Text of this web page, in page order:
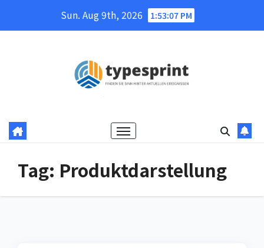
Sun. Aug 9th, 2026 1:53:07 PM
Tag: Produktdarstellung